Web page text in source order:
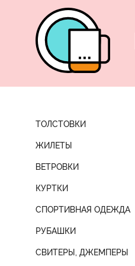
ТОЛСТОВКИ
ЖИЛЕТЫ
ВЕТРОВКИ
КУРТКИ
СПОРТИВНАЯ ОДЕЖДА
РУБАШКИ
СВИТЕРЫ, ДЖЕМПЕРЫ